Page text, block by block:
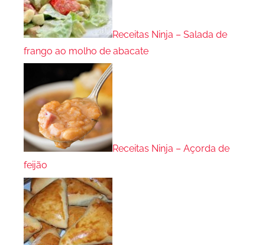
Receitas Ninja – Salada de
frango ao molho de abacate
Receitas Ninja – Açorda de
feijão